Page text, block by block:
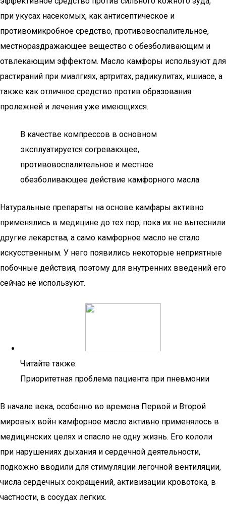
при укусах насекомых, как антисептическое и
противомикробное средство, противовоспалительное,
местнораздражающее вещество с обезболивающим и
отвлекающим эффектом. Масло камфоры используют для
растираний при миалгиях, артритах, радикулитах, ишиасе, а
также как отличное средство против образования
пролежней и лечения уже имеющихся.
В качестве компрессов в основном
эксплуатируется согревающее,
противовоспалительное и местное
обезболивающее действие камфорного масла.
Натуральные препараты на основе камфары активно
применялись в медицине до тех пор, пока их не вытеснили
другие лекарства, а само камфорное масло не стало
искусственным. У него появились некоторые неприятные
побочные действия, поэтому для внутренних введений его
сейчас не используют.
Читайте также:
Приоритетная проблема пациента при пневмонии
В начале века, особенно во времена Первой и Второй
мировых войн камфорное масло активно применялось в
медицинских целях и спасло не одну жизнь. Его кололи
при нарушениях дыхания и сердечной деятельности,
подкожно вводили для стимуляции легочной вентиляции,
числа сердечных сокращений, активизации кровотока, в
частности, в сосудах легких.